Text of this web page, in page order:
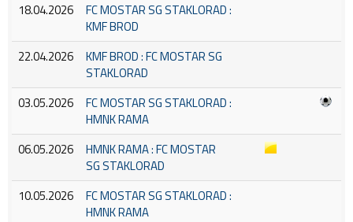
18.04.2026
FC MOSTAR SG STAKLORAD :
KMF BROD
22.04.2026
KMF BROD : FC MOSTAR SG
STAKLORAD
03.05.2026
FC MOSTAR SG STAKLORAD :
HMNK RAMA
06.05.2026
HMNK RAMA : FC MOSTAR
SG STAKLORAD
10.05.2026
FC MOSTAR SG STAKLORAD :
HMNK RAMA